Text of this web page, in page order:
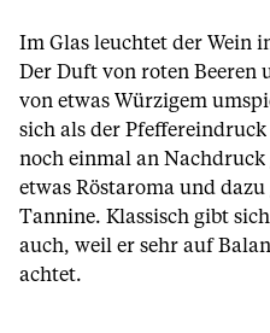
Im Glas leuchtet der Wein
Der Duft von roten
von etwas Würzigem
sich als der
noch einmal an
etwas Röstaroma und
Tannine. Klassisch gibt
auch, weil er sehr auf
achtet.